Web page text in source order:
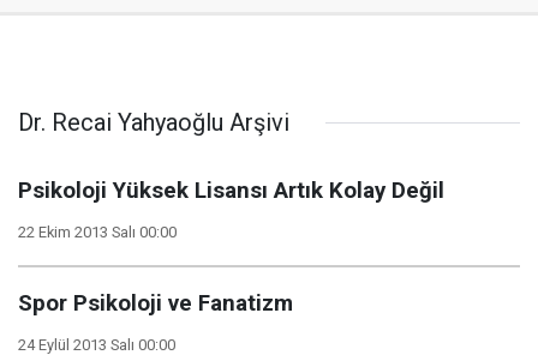
Dr. Recai Yahyaoğlu Arşivi
Psikoloji Yüksek Lisansı Artık Kolay Değil
22 Ekim 2013 Salı 00:00
Spor Psikoloji ve Fanatizm
24 Eylül 2013 Salı 00:00